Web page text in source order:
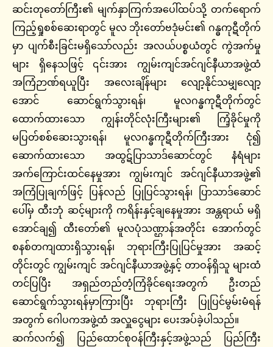
ဆင်းတုတော်ကြီး၏ မျက်နှာကြက်အပေါ်ထပ်သို့ တက်ရောက်
ကြည့်ရှုစစ်ဆေးရာတွင် မူလ ဘိုးတော်ဗဒုံမင်း၏ ဂန္ဓကုဋီတိုက်
မှာ ပျက်စီးခြင်းမရှိသော်လည်း အလယ်ပစ္စယံတွင် ကွဲအက်မှု
များ ရှိနေသဖြင့် ၎င်းအား ကျွမ်းကျင်အင်ဂျင်နီယာအဖွဲ့ထံ
အကြံဉာဏ်ရယူပြီး အလေးချိန်များ လျော့နိုင်သမျှလျော့
အောင် ဆောင်ရွက်သွားရန်၊ မူလဂန္ဓကုဋီတိုက်တွင်
ထောက်ထားသော ကျွန်းတိုင်လုံးကြီးများ၏ ကြံ့ခိုင်မှုကို
မပြတ်စစ်ဆေးသွားရန်၊ မူလဂန္ဓကုဋီတိုက်ကြီးအား ငုံ၍
ဆောက်ထားသော အထွဋ်ပြာသာဒ်ဆောင်တွင် နံရံများ
အက်ကြောင်းထင်နေမှုအား ကျွမ်းကျင် အင်ဂျင်နီယာအဖွဲ့၏
အကြံပြုချက်ဖြင့် ပြန်လည် ပြုပြင်သွားရန်၊ ပြာသာဒ်ဆောင်
ပေါ်မှ ထီးဘုံ ဆင့်များကို ကရိန်းနှင့်ချနေမှုအား အန္တရာယ် မရှိ
အောင်ချ၍ ထီးတော်၏ မူလပုံသဏ္ဌာန်အတိုင်း အောက်တွင်
စနစ်တကျထားရှိသွားရန်၊ ဘုရားကြီးပြုပြင်မှုအား အဆင့်
တိုင်းတွင် ကျွမ်းကျင် အင်ဂျင်နီယာအဖွဲ့နှင့် တာဝန်ရှိသူ များထံ
တင်ပြပြီး အရှည်တည်တံ့ကြံခိုင်ရေးအတွက် ဦးတည်
ဆောင်ရွက်သွားရန်မှာကြားပြီး ဘုရားကြီး ပြုပြင်မွမ်းမံရန်
အတွက် ဂေါပကအဖွဲ့ထံ အလှူငွေများ ပေးအပ်ခဲ့ပါသည်။
ဆက်လက်၍ ပြည်ထောင်စုဝန်ကြီးနှင့်အဖွဲ့သည် ပြည်ကြီး